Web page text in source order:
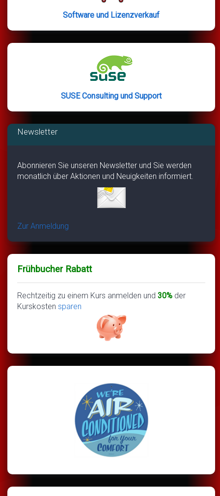
Software und Lizenzverkauf
SUSE Consulting und Support
Newsletter
Abonnieren Sie unseren Newsletter und Sie werden
monatlich über Aktionen und Neuigkeiten informiert.
Zur Anmeldung
Frühbucher Rabatt
Rechtzeitig zu einem Kurs anmelden und 30% der
Kurskosten sparen